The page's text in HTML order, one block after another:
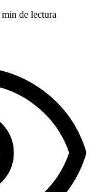
min de lectura